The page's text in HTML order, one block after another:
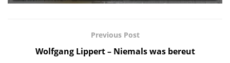
Previous Post
Wolfgang Lippert – Niemals was bereut